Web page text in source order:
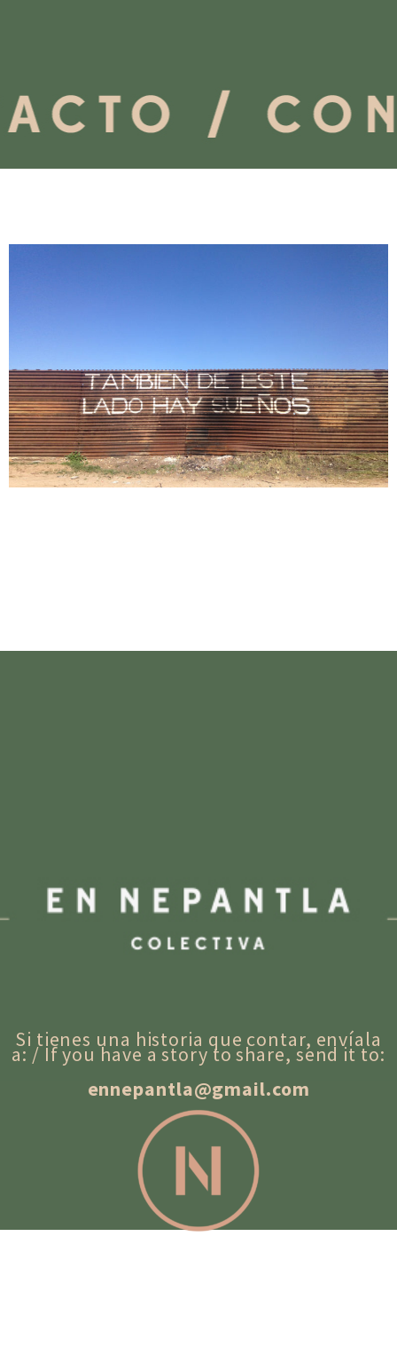
Si tienes una historia que contar, envíala
a: / If you have a story to share, send it to:
ennepantla@gmail.com